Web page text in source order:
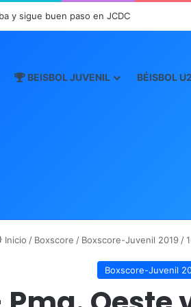
y sigue buen paso en JCDC
BEISBOL JUVENIL BÉISBOL
Inicio / Boxscore / Boxscore-Juvenil 2019 /
Boxscore-Juvenil